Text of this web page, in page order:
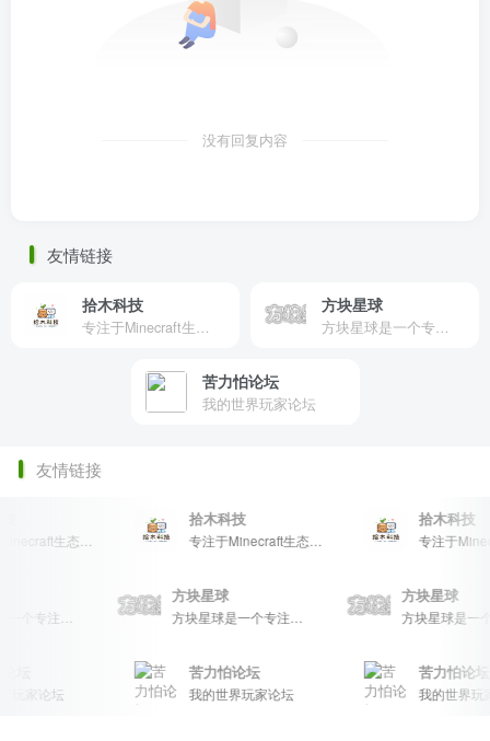
没有回复内容
友情链接
拾木科技
专注于Minecraft生态建设
方块星球
方块星球是一个专注于我的世界的中文论坛，提供丰富的资源分享、玩家交流和创意展示，包括地图、皮肤、数据包等内容，打造Minecraft玩家的专属社区乐园！
苦力怕论坛
我的世界玩家论坛
友情链接
专注于Minecraft生态建设
拾木科技
专注于Minecraft生态建设
拾木科技
方块星球 方块星球
苦力怕论坛
我的世界玩家论坛
苦力怕论坛
我的世界玩家论